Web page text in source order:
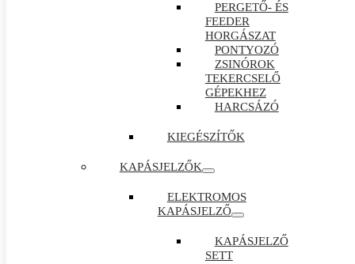
PERGETŐ- ÉS
FEEDER
HORGÁSZAT
PONTYOZÓ
ZSINÓROK
TEKERCSELŐ
GÉPEKHEZ
HARCSÁZÓ
KIEGÉSZÍTŐK
KAPÁSJELZŐK
ELEKTROMOS
KAPÁSJELZŐ
KAPÁSJELZŐ
SETT